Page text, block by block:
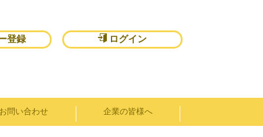
登録 ログイン
お問い合わせ 企業の皆様へ